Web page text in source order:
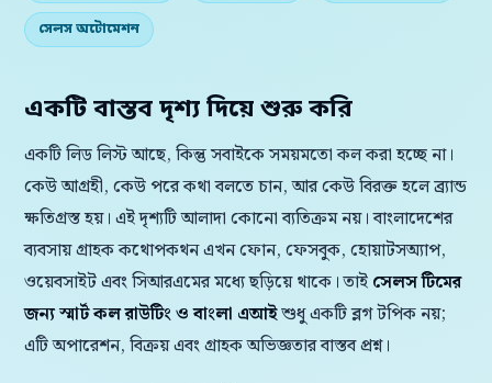
সেলস অটোমেশন
একটি বাস্তব দৃশ্য দিয়ে শুরু করি
একটি লিড লিস্ট আছে, কিন্তু সবাইকে সময়মতো কল করা হচ্ছে না।
কেউ আগ্রহী, কেউ পরে কথা বলতে চান, আর কেউ বিরক্ত হলে ব্র্যান্ড
ক্ষতিগ্রস্ত হয়। এই দৃশ্যটি আলাদা কোনো ব্যতিক্রম নয়। বাংলাদেশের
ব্যবসায় গ্রাহক কথোপকথন এখন ফোন, ফেসবুক, হোয়াটসঅ্যাপ,
ওয়েবসাইট এবং সিআরএমের মধ্যে ছড়িয়ে থাকে। তাই সেলস টিমের
জন্য স্মার্ট কল রাউটিং ও বাংলা এআইশুধু একটি ব্লগ টপিক নয়;
এটি অপারেশন, বিক্রয় এবং গ্রাহক অভিজ্ঞতার বাস্তব প্রশ্ন।